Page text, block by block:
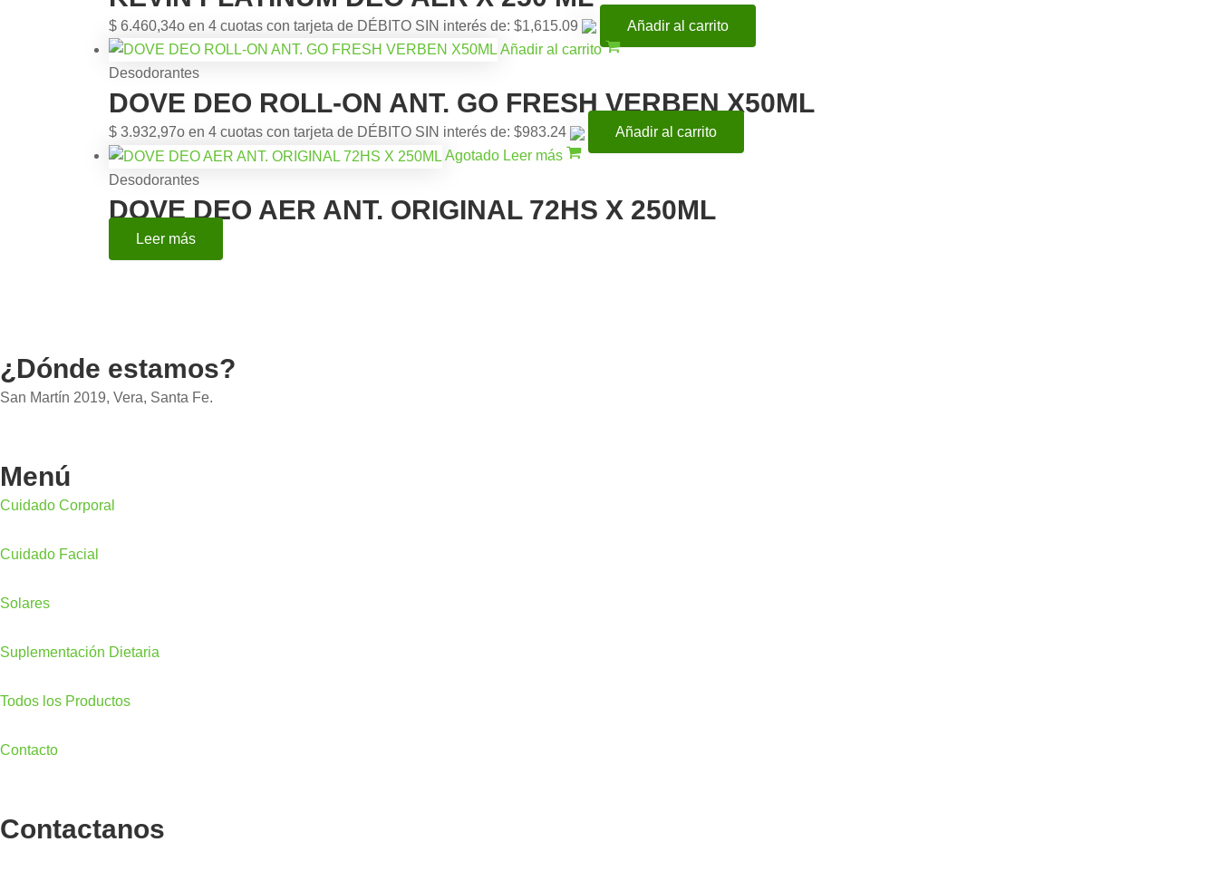
$ 6.460,34o en 4 cuotas con tarjeta de DÉBITO SIN interés de: $1,615.09
Añadir al carrito
Añadir al carrito
Desodorantes
DOVE DEO ROLL-ON ANT. GO FRESH VERBEN X50ML
$ 3.932,97o en 4 cuotas con tarjeta de DÉBITO SIN interés de: $983.24
Añadir al carrito
Agotado Leer más
Desodorantes
DOVE DEO AER ANT. ORIGINAL 72HS X 250ML
Leer más
¿Dónde estamos?
San Martín 2019, Vera, Santa Fe.
Menú
Cuidado Corporal
Cuidado Facial
Solares
Suplementación Dietaria
Todos los Productos
Contacto
Contactanos